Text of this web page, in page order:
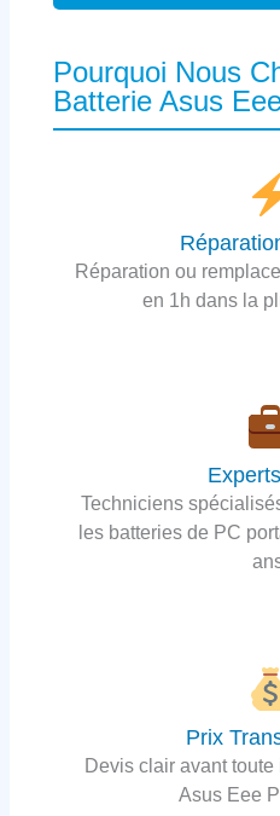
Pourquoi Nous
Batterie Asus
Réparation ou
en 1h dans la
Techniciens
les batteries de PC
Prix
Devis clair avant
Asus Eee